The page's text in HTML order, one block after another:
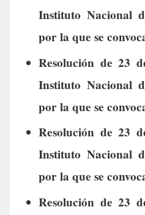
Instituto Nacional
por la que se
Resolución de 23
Instituto Nacional
por la que se
Resolución de 23
Instituto Nacional
por la que se
Resolución de 23